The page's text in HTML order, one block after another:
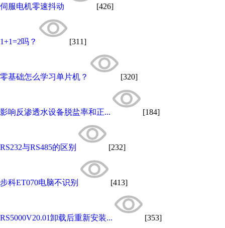
伺服电机零速抖动 [426]
1+1=2吗？ [311]
零基础怎么学习单片机？ [320]
影响反渗透水设备脱盐率和正... [184]
RS232与RS485的区别 [232]
步科ET070电脑不识别 [413]
RS5000V20.01卸载后重新安装... [353]